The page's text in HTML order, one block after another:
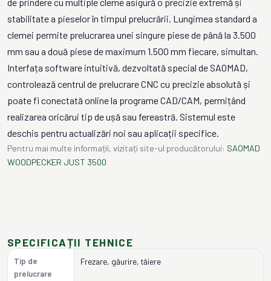
stabilitate a pieselor în timpul prelucrării. Lungimea standard a
clemei permite prelucrarea unei singure piese de până la 3.500
mm sau a două piese de maximum 1.500 mm fiecare, simultan.
Interfața software intuitivă, dezvoltată special de SAOMAD,
controlează centrul de prelucrare CNC cu precizie absolută și
poate fi conectată online la programe CAD/CAM, permițând
realizarea oricărui tip de ușă sau fereastră. Sistemul este
deschis pentru actualizări noi sau aplicații specifice.
Pentru mai multe informații, vizitați site-ul producătorului: SAOMAD
WOODPECKER JUST 3500
SPECIFICAȚII TEHNICE
Tip de
prelucrare
Frezare, găurire, tăiere